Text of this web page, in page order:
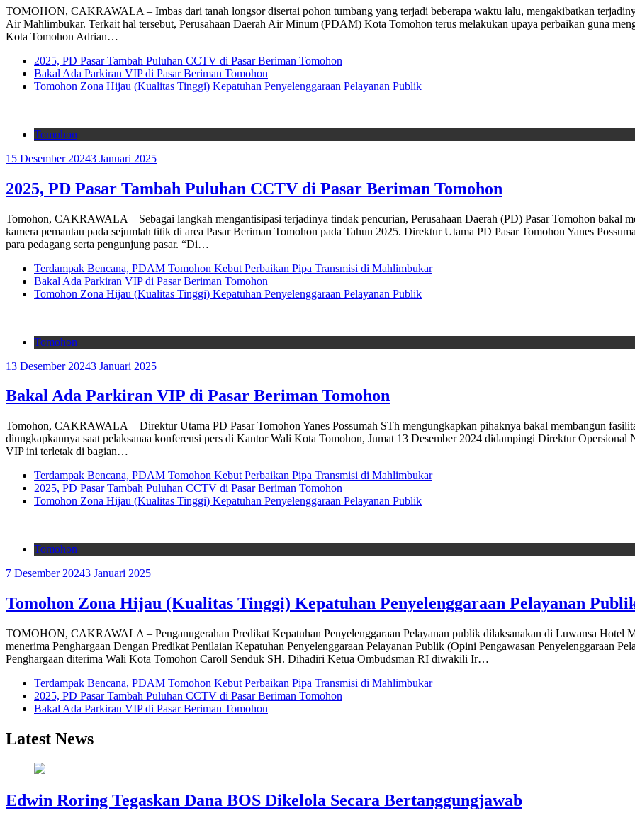
TOMOHON, CAKRAWALA – Imbas dari tanah longsor disertai pohon tumbang yang terjadi beberapa waktu lalu, mengakibatkan
Air Mahlimbukar. Terkait hal tersebut, Perusahaan Daerah Air Minum (PDAM) Kota Tomohon terus melakukan upaya perbaikan guna
Kota Tomohon Adrian…
2025, PD Pasar Tambah Puluhan CCTV di Pasar Beriman Tomohon
Bakal Ada Parkiran VIP di Pasar Beriman Tomohon
Tomohon Zona Hijau (Kualitas Tinggi) Kepatuhan Penyelenggaraan Pelayanan Publik
Tomohon
15 Desember 20243 Januari 2025
2025, PD Pasar Tambah Puluhan CCTV di Pasar Beriman Tomohon
Tomohon, CAKRAWALA – Sebagai langkah mengantisipasi terjadinya tindak pencurian, Perusahaan Daerah (PD) Pasar Tomohon bakal
kamera pemantau pada sejumlah titik di area Pasar Beriman Tomohon pada Tahun 2025. Direktur Utama PD Pasar Tomohon Yanes
para pedagang serta pengunjung pasar. “Di…
Terdampak Bencana, PDAM Tomohon Kebut Perbaikan Pipa Transmisi di Mahlimbukar
Bakal Ada Parkiran VIP di Pasar Beriman Tomohon
Tomohon Zona Hijau (Kualitas Tinggi) Kepatuhan Penyelenggaraan Pelayanan Publik
Tomohon
13 Desember 20243 Januari 2025
Bakal Ada Parkiran VIP di Pasar Beriman Tomohon
Tomohon, CAKRAWALA – Direktur Utama PD Pasar Tomohon Yanes Possumah STh mengungkapkan pihaknya bakal membangun
diungkapkannya saat pelaksanaa konferensi pers di Kantor Wali Kota Tomohon, Jumat 13 Desember 2024 didampingi Direktur
VIP ini terletak di bagian…
Terdampak Bencana, PDAM Tomohon Kebut Perbaikan Pipa Transmisi di Mahlimbukar
2025, PD Pasar Tambah Puluhan CCTV di Pasar Beriman Tomohon
Tomohon Zona Hijau (Kualitas Tinggi) Kepatuhan Penyelenggaraan Pelayanan Publik
Tomohon
7 Desember 20243 Januari 2025
Tomohon Zona Hijau (Kualitas Tinggi) Kepatuhan Penyelenggaraan Pelayanan
TOMOHON, CAKRAWALA – Penganugerahan Predikat Kepatuhan Penyelenggaraan Pelayanan publik dilaksanakan di Luwansa Hotel
menerima Penghargaan Dengan Predikat Penilaian Kepatuhan Penyelenggaraan Pelayanan Publik (Opini Pengawasan Penyelenggaraan
Penghargaan diterima Wali Kota Tomohon Caroll Senduk SH. Dihadiri Ketua Ombudsman RI diwakili Ir…
Terdampak Bencana, PDAM Tomohon Kebut Perbaikan Pipa Transmisi di Mahlimbukar
2025, PD Pasar Tambah Puluhan CCTV di Pasar Beriman Tomohon
Bakal Ada Parkiran VIP di Pasar Beriman Tomohon
Latest News
Edwin Roring Tegaskan Dana BOS Dikelola Secara Bertanggungjawab